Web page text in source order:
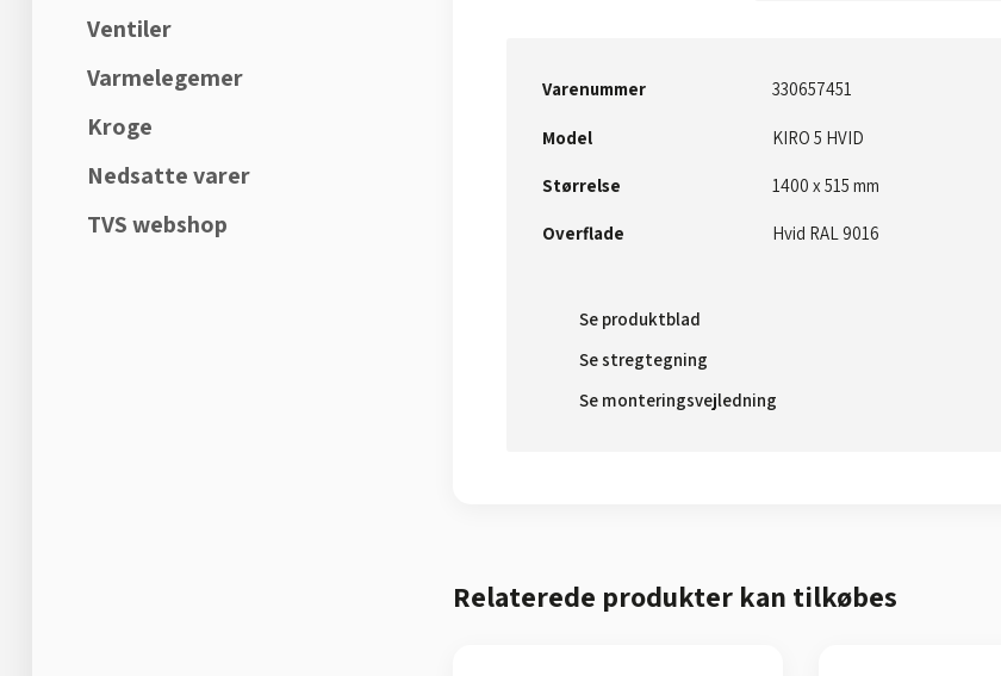
Ventiler
Varmelegemer
Kroge
Nedsatte varer
TVS webshop
Varenummer 330657451​
Model ​​KIRO 5 HVID
Størrelse 1400 x 515 mm
Overflade Hvid RAL 9016
Se produktblad​
Se stregtegning
Se monteringsvejledning
Relaterede produkter kan tilkøbes​